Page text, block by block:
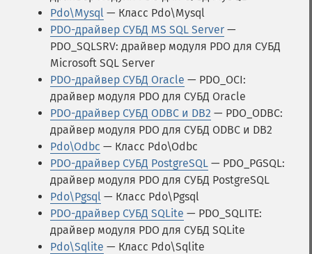
Pdo\Mysql — Класс Pdo\Mysql
PDO-драйвер СУБД MS SQL Server —
PDO_SQLSRV: драйвер модуля PDO для СУБД
Microsoft SQL Server
PDO-драйвер СУБД Oracle — PDO_OCI:
драйвер модуля PDO для СУБД Oracle
PDO-драйвер СУБД ODBC и DB2 — PDO_ODBC:
драйвер модуля PDO для СУБД ODBC и DB2
Pdo\Odbc — Класс Pdo\Odbc
PDO-драйвер СУБД PostgreSQL — PDO_PGSQL:
драйвер модуля PDO для СУБД PostgreSQL
Pdo\Pgsql — Класс Pdo\Pgsql
PDO-драйвер СУБД SQLite — PDO_SQLITE:
драйвер модуля PDO для СУБД SQLite
Pdo\Sqlite — Класс Pdo\Sqlite